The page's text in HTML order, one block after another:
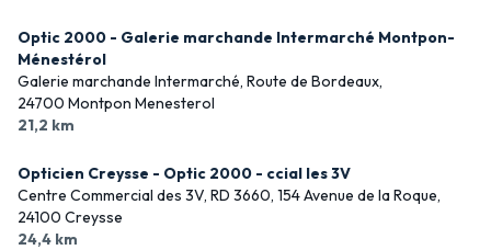
Optic 2000 - Galerie marchande Intermarché Montpon-
Ménestérol
Galerie marchande Intermarché, Route de Bordeaux,
24700 Montpon Menesterol
21,2 km
Opticien Creysse - Optic 2000 - ccial les 3V
Centre Commercial des 3V, RD 3660, 154 Avenue de la Roque,
24100 Creysse
24,4 km